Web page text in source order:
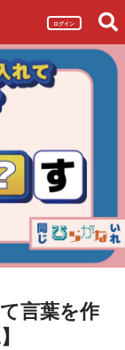
ログイン
言葉を作